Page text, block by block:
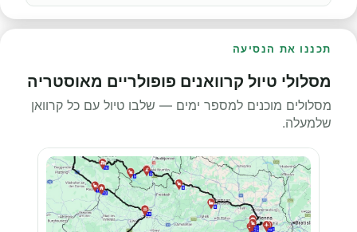
תכננו את הנסיעה
מסלולי טיול קרוואנים פופולריים מאוסטריה
מסלולים מוכנים למספר ימים — שלבו טיול עם כל קרוואן
שלמעלה.